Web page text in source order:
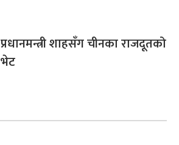
प्रधानमन्त्री शाहसँग चीनका राजदूतको
भेट